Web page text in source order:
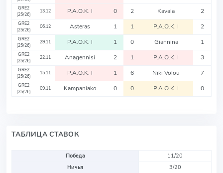
GRE2
(25/26)
13.12 P.A.O.K. I 0 2 Kavala 2
GRE2
(25/26)
06.12 Asteras 1 1 P.A.O.K. I 2
GRE2
(25/26)
29.11 P.A.O.K. I 1 0 Giannina 1
GRE2
(25/26)
22.11 Anagennisi 2 1 P.A.O.K. I 3
GRE2
(25/26)
15.11 P.A.O.K. I 1 6 Niki Volou 7
GRE2
(25/26)
09.11 Kampaniako 0 0 P.A.O.K. I 0
ТАБЛИЦА СТАВОК
Победа
11/20
Ничья
3/20